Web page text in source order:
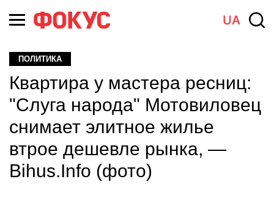
UA
ПОЛИТИКА
Квартира у мастера ресниц:
"Слуга народа" Мотовиловец
снимает элитное жилье
втрое дешевле рынка, —
Bihus.Info (фото)